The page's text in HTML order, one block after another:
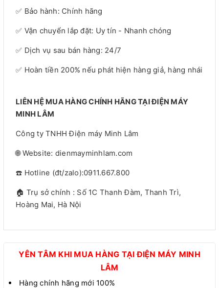
✅ Bảo hành: Chính hãng
✅ Vận chuyển lắp đặt: Uy tín - Nhanh chóng
✅ Dịch vụ sau bán hàng: 24/7
✅ Hoàn tiền 200% nếu phát hiện hàng giả, hàng nhái
LIÊN HỆ MUA HÀNG CHÍNH HÃNG TẠI ĐIỆN MÁY
MINH LÂM
Công ty TNHH Điện máy Minh Lâm
🌐 Website: dienmayminhlam.com
☎️ Hotline (đt/zalo):0911.667.800
🏠 Trụ sở chính : Số 1C Thanh Đàm, Thanh Trì,
Hoàng Mai, Hà Nội
YÊN TÂM KHI MUA HÀNG TẠI ĐIỆN MÁY MINH
LÂM
Hàng chính hãng mới 100%